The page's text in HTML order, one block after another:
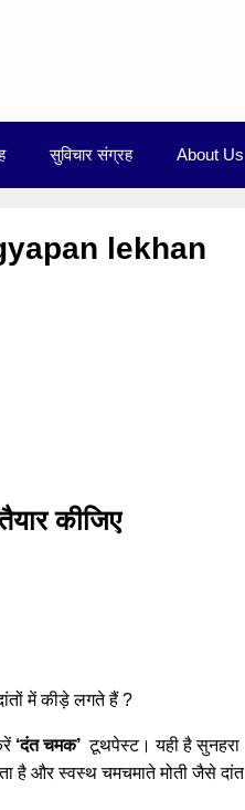
सुविचार संग्रह About Us
lekhan
कीजिए
में कीड़े लगते हैं ?
‘दंत चमक’ टूथपेस्ट। यही है सुनहरा
है और स्वस्थ चमचमाते मोती जैसे दांत